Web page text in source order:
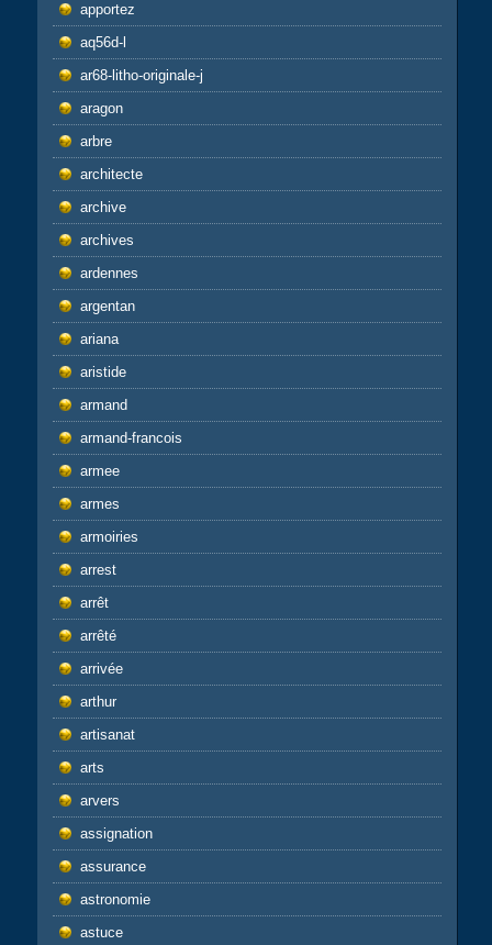
apportez
aq56d-l
ar68-litho-originale-j
aragon
arbre
architecte
archive
archives
ardennes
argentan
ariana
aristide
armand
armand-francois
armee
armes
armoiries
arrest
arrêt
arrêté
arrivée
arthur
artisanat
arts
arvers
assignation
assurance
astronomie
astuce